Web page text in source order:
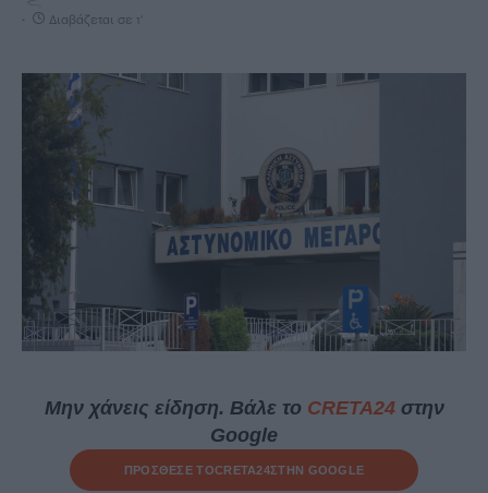
Διαβάζεται σε 1'
Μην χάνεις είδηση. Βάλε το CRETA24στην
Google
ΠΡΟΣΘΕΣΕ ΤΟCRETA24ΣΤΗΝ GOOGLE